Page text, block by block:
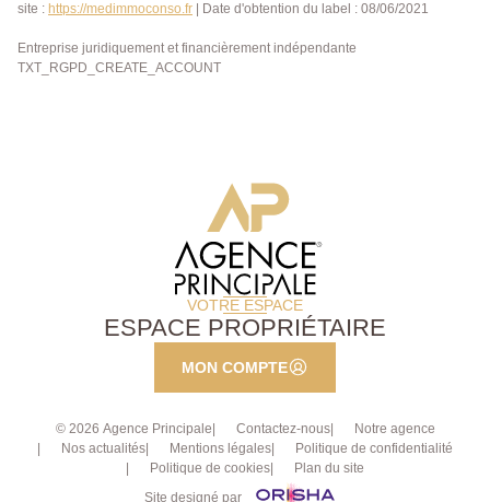
site : https://medimmoconso.fr | Date d'obtention du label : 08/06/2021
Entreprise juridiquement et financièrement indépendante
TXT_RGPD_CREATE_ACCOUNT
VOTRE ESPACE
ESPACE PROPRIÉTAIRE
MON COMPTE
© 2026 Agence Principale Contactez-nous
Notre agence
Nos actualités
Mentions légales
Politique de confidentialité
Politique de cookies
Plan du site
Site designé par